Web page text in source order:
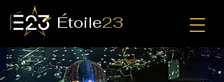
Étoile23